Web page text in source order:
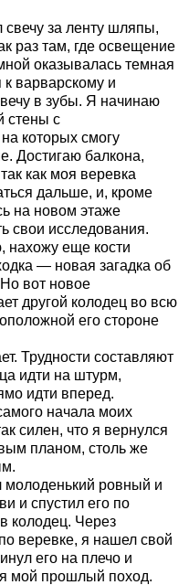
свечу за ленту шляпы,
раз там, где освещение
оказывалась темная
варварскому и
в зубы. Я начинаю
стены с
которых смогу
Достигаю балкона,
как моя веревка
дальше, и, кроме
на новом этаже
свои исследования.
нахожу еще кости
— новая загадка об
вот новое
другой колодец во всю
его стороне
Трудности составляют
идти на штурм,
идти вперед.
начала моих
силен, что я вернулся
планом, столь же
молоденький ровный и
и спустил его по
колодец. Через
веревке, я нашел свой
его на плечо и
мой прошлый поход.